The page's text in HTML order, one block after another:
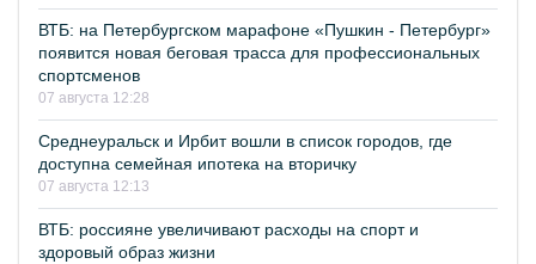
ВТБ: на Петербургском марафоне «Пушкин - Петербург»
появится новая беговая трасса для профессиональных
спортсменов
07 августа 12:28
Среднеуральск и Ирбит вошли в список городов, где
доступна семейная ипотека на вторичку
07 августа 12:13
ВТБ: россияне увеличивают расходы на спорт и
здоровый образ жизни